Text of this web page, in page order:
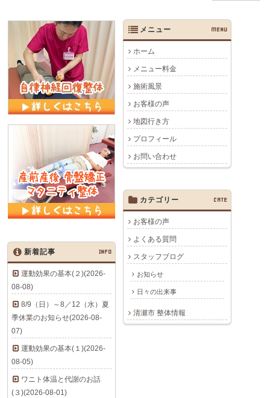
メニュー MENU
ホーム
メニュー料金
施術風景
お客様の声
地図行き方
プロフィール
お問い合わせ
カテゴリー CATE
お客様の声
よくある質問
スタッフブログ
お知らせ
日々の出来事
清瀬市 整体情報
新着記事 INFO
運動効果の基本(２)(2026-
08-08)
8/9（日）～8／12（水）夏
季休業のお知らせ(2026-08-
07)
運動効果の基本(１)(2026-
08-05)
ワニト体温と代謝のお話
(３)(2026-08-01)